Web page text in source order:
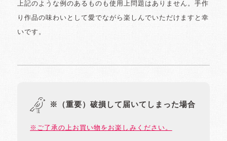
上記のような例のあるものも使用上問題はありません。手作
り作品の味わいとして愛でながら楽しんでいただけますと幸
いです。
※（重要）破損して届いてしまった場合
※ご了承の上お買い物をお楽しみください。